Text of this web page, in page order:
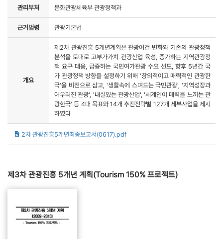
관리부처 문화관광체육부 관광정책과
근거법령 관광기본법
개요
제2차 관광진흥 5개년계획은 관광여건 변화와 기존의 관광정책
분석을 토대로 고부가가치 관광산업 육성, 증가하는 지역관광정
책 요구 대응, 급증하는 국민여가관광 수요 선도, 향후 5년간 국
가 관광정책 방향을 설정하기 위해 '창의적이고 매력적인 관광한
국'을 비전으로 삼고, '생활속에 스며드는 국민관광', '지역성장과
어우러진 관광', '내실있는 관광산업', '세계인이 매력을 느끼는 관
광한국' 등 4대 목표와 14개 추진전략별 127개 세부사업을 제시
하였다
2차 관광진흥5개년최종보고서(0617).pdf
제3차 관광진흥 5개년 계획(Tourism 150% 프로젝트)